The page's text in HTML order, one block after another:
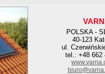
POLSKA -
40-123
ul.
tel.: +48 662